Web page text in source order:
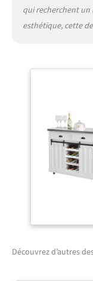
qui recherchent
esthétique, cette
Découvrez d’autres